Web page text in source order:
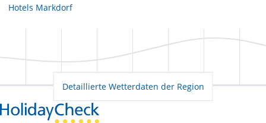
Hotels Markdorf
Detaillierte Wetterdaten der Region